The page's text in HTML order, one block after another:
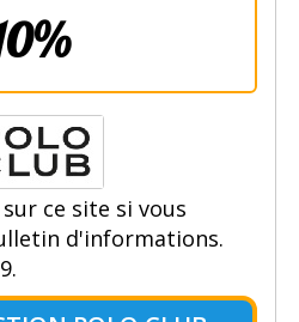
ce site si vous
d'informations.